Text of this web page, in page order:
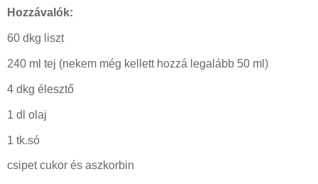
Hozzávalók:
60 dkg liszt
240 ml tej (nekem még kellett hozzá legalább 50 ml)
4 dkg élesztő
1 dl olaj
1 tk.só
csipet cukor és aszkorbin